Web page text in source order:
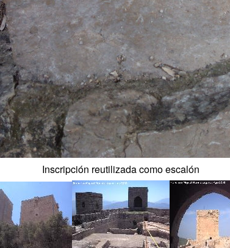
Inscripción reutilizada como escalón